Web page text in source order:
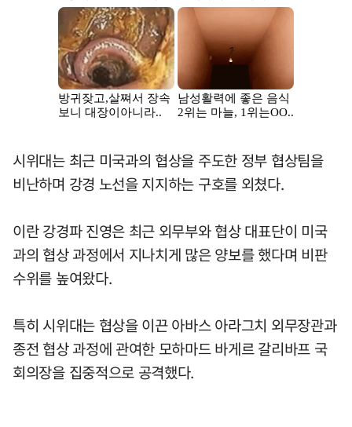
시위대는 최근 미국과의 협상을 주도한 정부 협상팀을
비난하며 강경 노선을 지지하는 구호를 외쳤다.
이란 강경파 진영은 최근 외무부와 협상 대표단이 미국
과의 협상 과정에서 지나치게 많은 양보를 했다며 비판
수위를 높여왔다.
특히 시위대는 협상을 이끈 아바스 아라그치 외무장관과
종전 협상 과정에 관여한 모하마드 바게르 갈리바프 국
회의장을 집중적으로 공격했다.